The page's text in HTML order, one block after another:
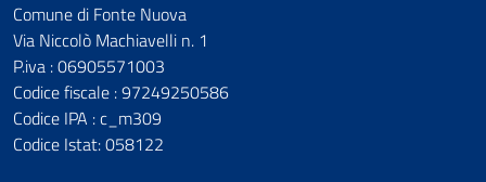
Comune di Fonte Nuova
Via Niccolò Machiavelli n. 1
P.iva : 06905571003
Codice fiscale : 97249250586
Codice IPA : c_m309
Codice Istat: 058122